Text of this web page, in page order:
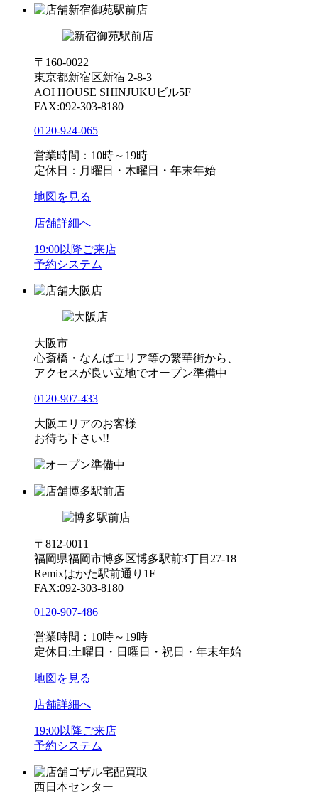
新宿御苑駅前店
〒160-0022
東京都新宿区新宿 2-8-3
AOI HOUSE SHINJUKUビル5F
FAX:092-303-8180
0120-924-065
営業時間：10時～19時
定休日：月曜日・木曜日・年末年始
地図を見る
店舗詳細へ
19:00以降ご来店
予約システム
大阪店
大阪市
心斎橋・なんばエリア等の繁華街から、
アクセスが良い立地でオープン準備中
0120-907-433
大阪エリアのお客様
お待ち下さい!!
博多駅前店
〒812-0011
福岡県福岡市博多区博多駅前3丁目27-18
Remixはかた駅前通り1F
FAX:092-303-8180
0120-907-486
営業時間：10時～19時
定休日:土曜日・日曜日・祝日・年末年始
地図を見る
店舗詳細へ
19:00以降ご来店
予約システム
ゴザル宅配買取
西日本センター